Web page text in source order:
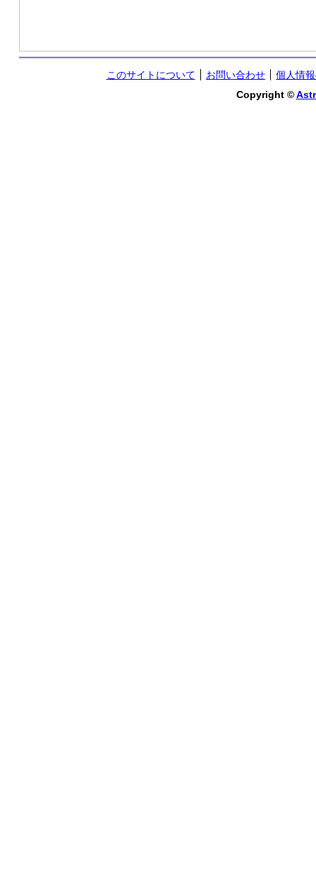
このサイトについて お問い合わせ
個人情
Copyright ©